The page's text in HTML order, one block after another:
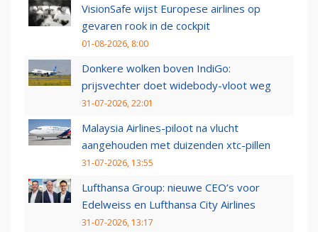
VisionSafe wijst Europese airlines op
gevaren rook in de cockpit
01-08-2026, 8:00
Donkere wolken boven IndiGo:
prijsvechter doet widebody-vloot weg
31-07-2026, 22:01
Malaysia Airlines-piloot na vlucht
aangehouden met duizenden xtc-pillen
31-07-2026, 13:55
Lufthansa Group: nieuwe CEO’s voor
Edelweiss en Lufthansa City Airlines
31-07-2026, 13:17